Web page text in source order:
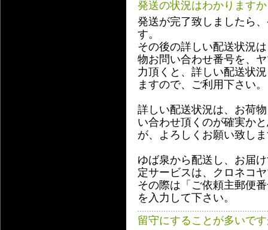
発送の状況はわかります
発送が完了致しましたら
す。
その後の詳しい配送状況
物お問い合わせ番号を、
力頂くと、詳しい配送状
ますので、ご利用下さい。
詳しい配送状況は、お荷
い合わせ頂くのが確実か
が、よろしくお願い致し
ゆば泉から配送し、お届
定サービスは、クロネコ
その際は「ご依頼主郵便
を入力して下さい。
留守にすることが多いで